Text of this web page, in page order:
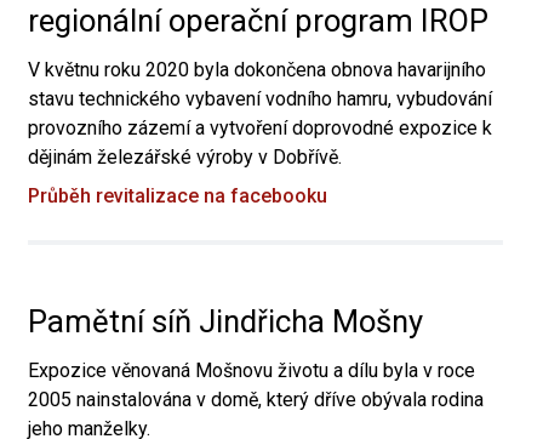
regionální operační program IROP
V květnu roku 2020 byla dokončena obnova havarijního
stavu technického vybavení vodního hamru, vybudování
provozního zázemí a vytvoření doprovodné expozice k
dějinám železářské výroby v Dobřívě.
Průběh revitalizace na facebooku
Pamětní síň Jindřicha Mošny
Expozice věnovaná Mošnovu životu a dílu byla v roce
2005 nainstalována v domě, který dříve obývala rodina
jeho manželky.